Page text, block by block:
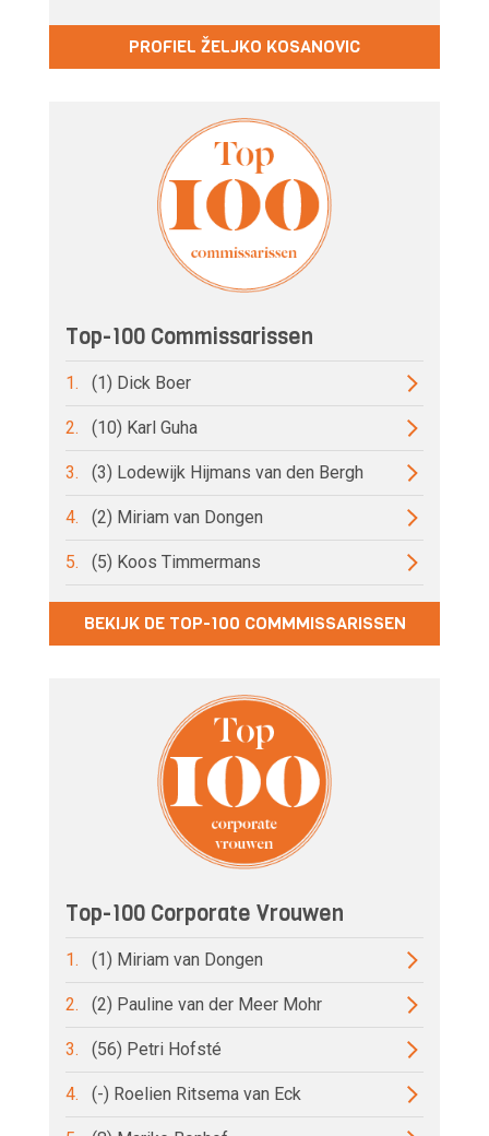
PROFIEL ŽELJKO KOSANOVIC
Top-100 Commissarissen
1. (1) Dick Boer
2. (10) Karl Guha
3. (3) Lodewijk Hijmans van den Bergh
4. (2) Miriam van Dongen
5. (5) Koos Timmermans
BEKIJK DE TOP-100 COMMMISSARISSEN
Top-100 Corporate Vrouwen
1. (1) Miriam van Dongen
2. (2) Pauline van der Meer Mohr
3. (56) Petri Hofsté
4. (-) Roelien Ritsema van Eck